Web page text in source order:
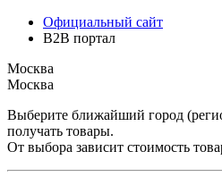
Официальный сайт
B2B портал
Москва
Москва
Выберите ближайший город
получать товары.
От выбора зависит стоимость